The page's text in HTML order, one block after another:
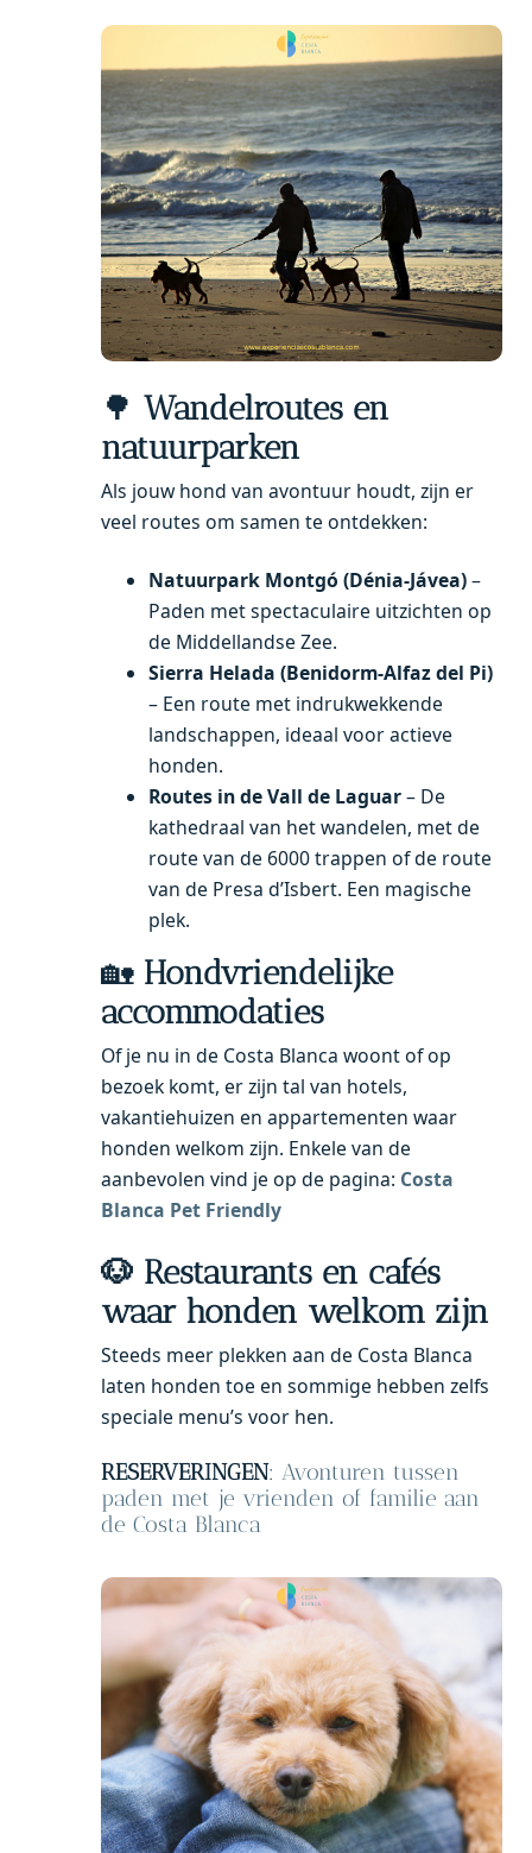
🌳 Wandelroutes en
natuurparken
Als jouw hond van avontuur houdt, zijn er
veel routes om samen te ontdekken:
Natuurpark Montgó (Dénia-Jávea)–
Paden met spectaculaire uitzichten op
de Middellandse Zee.
Sierra Helada (Benidorm-Alfaz del Pi)
– Een route met indrukwekkende
landschappen, ideaal voor actieve
honden.
Routes in de Vall de Laguar– De
kathedraal van het wandelen, met de
route van de 6000 trappen of de route
van de Presa d’Isbert. Een magische
plek.
🏡 Hondvriendelijke
accommodaties
Of je nu in de Costa Blanca woont of op
bezoek komt, er zijn tal van hotels,
vakantiehuizen en appartementen waar
honden welkom zijn. Enkele van de
aanbevolen vind je op de pagina: Costa
Blanca Pet Friendly
🐶 Restaurants en cafés
waar honden welkom zijn
Steeds meer plekken aan de Costa Blanca
laten honden toe en sommige hebben zelfs
speciale menu’s voor hen.
RESERVERINGEN: Avonturen tussen
paden met je vrienden of familie aan
de Costa Blanca